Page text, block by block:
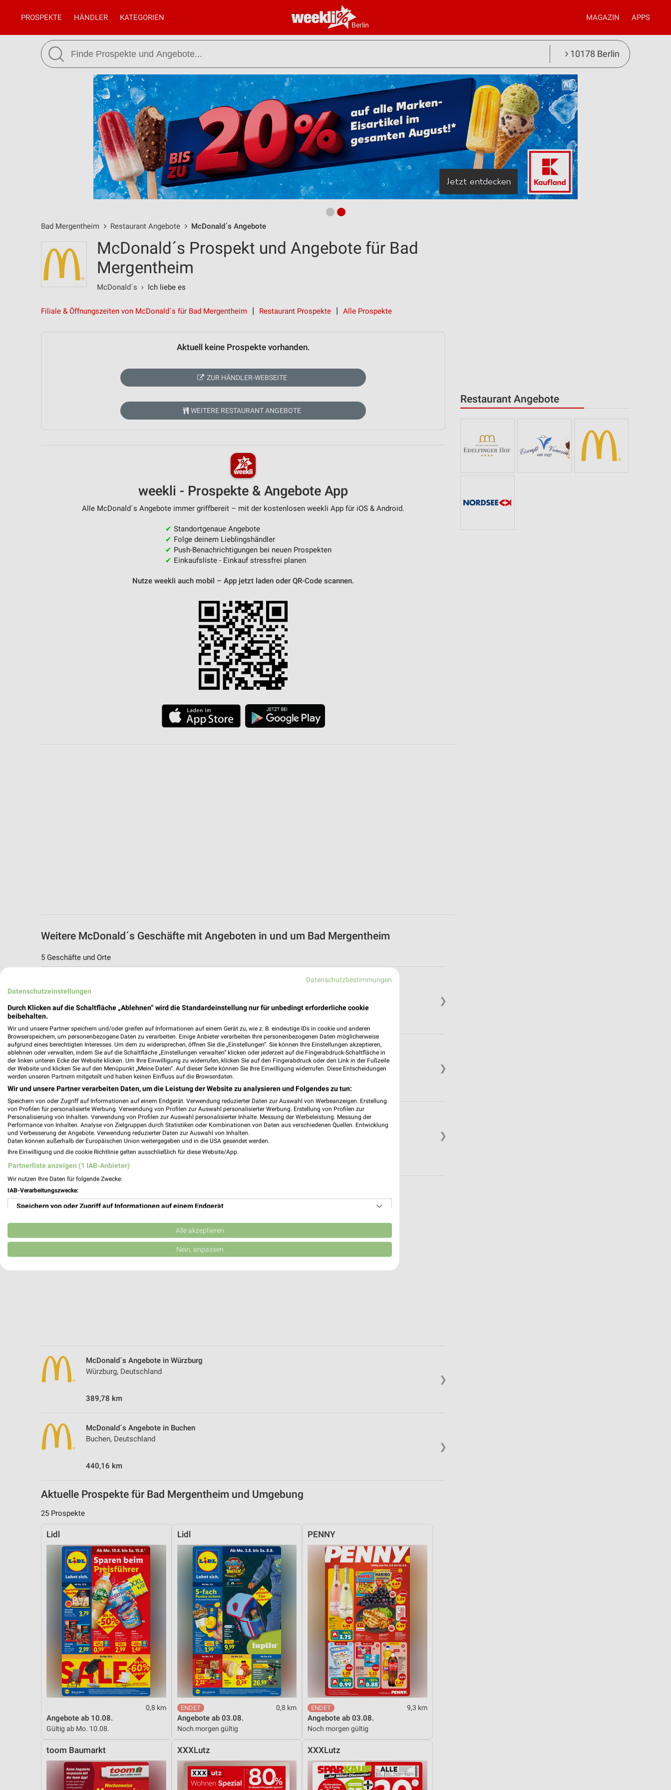
Berlin
PROSPEKTE HÄNDLER KATEGORIEN MAGAZIN APPS
10178 Berlin
Bad Mergentheim Restaurant Angebote McDonald´s Angebote
Restaurant Angebote
McDonald´s Prospekt und Angebote für Bad
Mergentheim
McDonald´s › Ich liebe es
Filiale & Öffnungszeiten von McDonald´s für Bad Mergentheim Restaurant Prospekte Alle Prospekte
Aktuell keine Prospekte vorhanden.
ZUR HÄNDLER-WEBSEITE
WEITERE RESTAURANT ANGEBOTE
weekli - Prospekte & Angebote App
Alle McDonald´s Angebote immer griffbereit – mit der kostenlosen weekli App für iOS & Android.
✔ Standortgenaue Angebote
✔ Folge deinem Lieblingshändler
✔ Push-Benachrichtigungen bei neuen Prospekten
✔ Einkaufsliste - Einkauf stressfrei planen
Nutze weekli auch mobil – App jetzt laden oder QR-Code scannen.
Weitere McDonald´s Geschäfte mit Angeboten in und um Bad Mergentheim
5 Geschäfte und Orte
❯
Tauberbischofsheim, Deutschland
❯
McDonald´s Angebote in Künzelsau
Künzelsau, Deutschland
444,11 km
❯
McDonald´s Angebote in Ochsenfurt
Ochsenfurt, Deutschland
393,42 km
❯
McDonald´s Angebote in Würzburg
Würzburg, Deutschland
389,78 km
❯
McDonald´s Angebote in Buchen
Buchen, Deutschland
440,16 km
Aktuelle Prospekte für Bad Mergentheim und Umgebung
25 Prospekte
Lidl
0,8 km
Angebote ab 10.08.
Gültig ab Mo. 10.08.
Lidl
0,8 km
Angebote ab 03.08.
Noch morgen gültig
PENNY
9,3 km
Angebote ab 03.08.
Noch morgen gültig
toom Baumarkt XXXLutz XXXLutz
Datenschutzbestimmungen
Datenschutzeinstellungen
Durch Klicken auf die Schaltfläche „Ablehnen“ wird die Standardeinstellung nur für unbedingt erforderliche cookie
beibehalten.
Wir und unsere Partner speichern und/oder greifen auf Informationen auf einem Gerät zu, wie z. B. eindeutige IDs in cookie und anderen
Browserspeichern, um personenbezogene Daten zu verarbeiten. Einige Anbieter verarbeiten Ihre personenbezogenen Daten möglicherweise
aufgrund eines berechtigten Interesses. Um dem zu widersprechen, öffnen Sie die „Einstellungen“. Sie können Ihre Einstellungen akzeptieren,
ablehnen oder verwalten, indem Sie auf die Schaltfläche „Einstellungen verwalten“ klicken oder jederzeit auf die Fingerabdruck-Schaltfläche in
der linken unteren Ecke der Website klicken. Um Ihre Einwilligung zu widerrufen, klicken Sie auf den Fingerabdruck oder den Link in der Fußzeile
der Website und klicken Sie auf den Menüpunkt „Meine Daten“. Auf dieser Seite können Sie Ihre Einwilligung widerrufen. Diese Entscheidungen
werden unseren Partnern mitgeteilt und haben keinen Einfluss auf die Browserdaten.
Wir und unsere Partner verarbeiten Daten, um die Leistung der Website zu analysieren und Folgendes zu tun:
Speichern von oder Zugriff auf Informationen auf einem Endgerät. Verwendung reduzierter Daten zur Auswahl von Werbeanzeigen. Erstellung
von Profilen für personalisierte Werbung. Verwendung von Profilen zur Auswahl personalisierter Werbung. Erstellung von Profilen zur
Personalisierung von Inhalten. Verwendung von Profilen zur Auswahl personalisierter Inhalte. Messung der Werbeleistung. Messung der
Performance von Inhalten. Analyse von Zielgruppen durch Statistiken oder Kombinationen von Daten aus verschiedenen Quellen. Entwicklung
und Verbesserung der Angebote. Verwendung reduzierter Daten zur Auswahl von Inhalten.
Daten können außerhalb der Europäischen Union weitergegeben und in die USA gesendet werden.
Ihre Einwilligung und die cookie Richtlinie gelten ausschließlich für diese Website/App.
Partnerliste anzeigen (1 IAB-Anbieter)
Wir nutzen Ihre Daten für folgende Zwecke:
IAB-Verarbeitungszwecke:
Speichern von oder Zugriff auf Informationen auf einem Endgerät
Verwendung reduzierter Daten zur Auswahl von Werbeanzeigen
Erstellung von Profilen für personalisierte Werbung
Analyse von Zielgruppen durch Statistiken oder Kombinationen von Daten aus verschiedenen
Entwicklung und Verbesserung der Angebote
IAB-Besonderheiten:
Verwendung genauer Standortdaten
Geräte anhand von aktiv angeforderten Informationen identifizieren
Funktional
Alle akzeptieren
Nein, anpassen